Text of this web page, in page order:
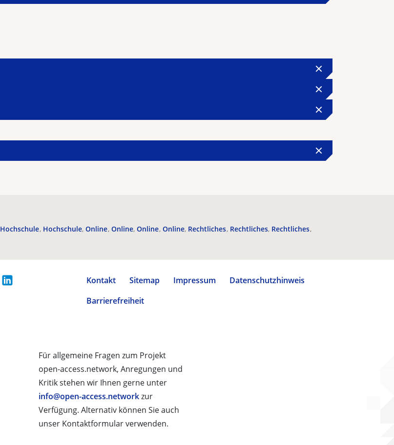
Hochschule Hochschule Online Online Online Online Rechtliches Rechtliches Rechtliches
Kontakt Sitemap Impressum
Datenschutzhinweis
Barrierefreiheit
Für allgemeine Fragen zum Projekt
open-access.network, Anregungen und
Kritik stehen wir Ihnen gerne unter
info@open-access.networkzur
Verfügung. Alternativ können Sie auch
unser Kontaktformular verwenden.